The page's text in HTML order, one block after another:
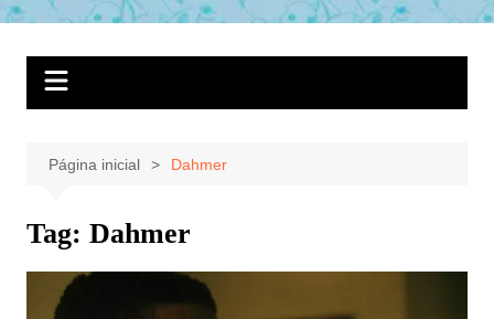
Página inicial Dahmer
Tag: Dahmer